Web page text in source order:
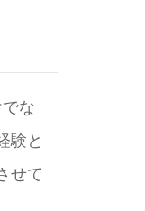
な
験と
せて